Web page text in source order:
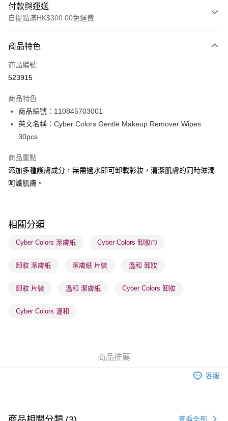
付款與運送
自提點滿HK$300.00免運費
信用卡
Apple Pay
PayMe
WeChat Pay
送貨方式
順豐自助櫃 - 確認發貨後1-3個工作天送達
順豐站及營業點 - 確認發貨後1-3個工作天送達
物流公司進行物流配送
取。逾期會取消訂單，並不會安排重寄
取。逾期會取消訂單，並不會安排重寄
商品特色
商品編號
523915
商品特色
商品編號：110845703001
英文名稱：Cyber Colors Gentle Makeup Remover Wipes
30pcs
商品重點
添加多種護膚成分，無需過水即可卸載彩妝，清潔肌膚的同時滋潤
呵護肌膚。
相關分類
Cyber Colors 潔膚紙 Cyber Colors 卸妝巾
卸妝 潔膚紙 潔膚紙 片裝 溫和 卸妝
卸妝 片裝 溫和 潔膚紙 Cyber Colors 卸妝
Cyber Colors 溫和
商品推薦
客服
查看全部